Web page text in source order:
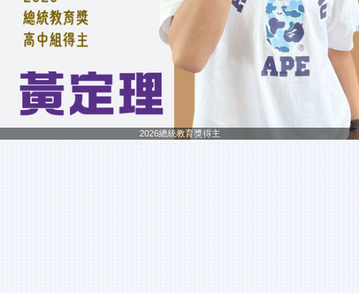
2026總統教育獎得主